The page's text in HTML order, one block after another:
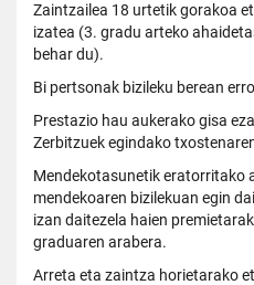
Zaintzailea 18 urtetik gorakoa
izatea (3. gradu arteko
behar du).
Bi pertsonak bizileku berean
Prestazio hau aukerako gisa
Zerbitzuek egindako
Mendekotasunetik eratorritako
mendekoaren bizilekuan egin
izan daitezela haien
graduaren arabera.
Arreta eta zaintza horietarako